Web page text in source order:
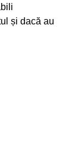
și dacă au